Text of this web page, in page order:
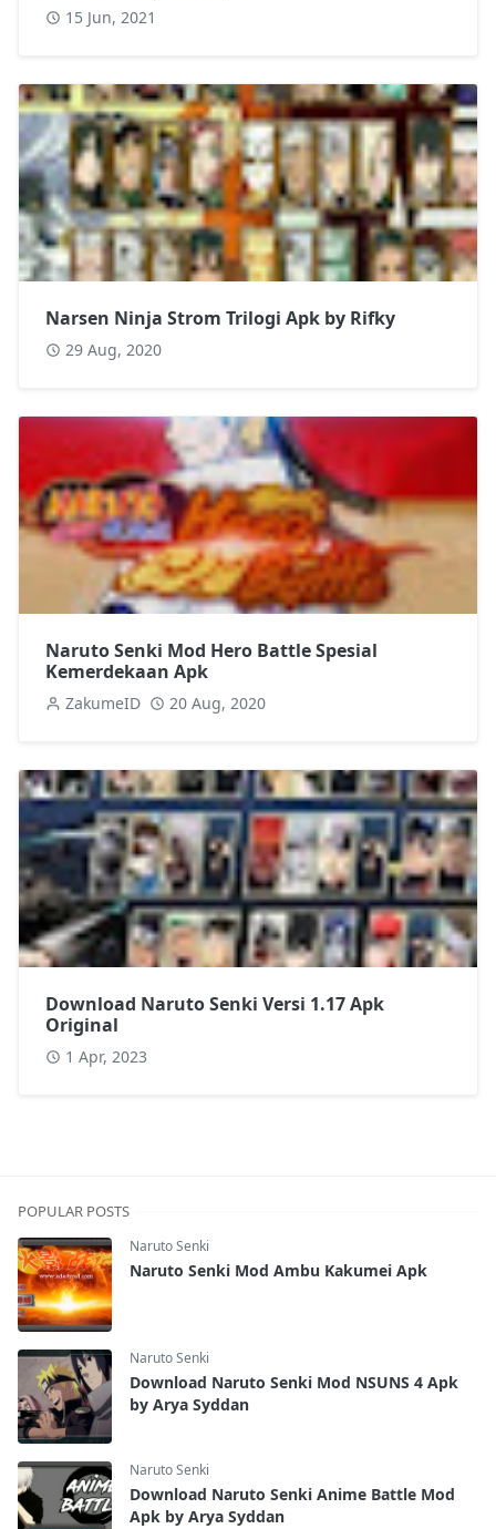
15 Jun, 2021
Narsen Ninja Strom Trilogi Apk by Rifky
29 Aug, 2020
Naruto Senki Mod Hero Battle Spesial
Kemerdekaan Apk
ZakumeID 20 Aug, 2020
Download Naruto Senki Versi 1.17 Apk
Original
1 Apr, 2023
POPULAR POSTS
Naruto Senki
Naruto Senki Mod Ambu Kakumei Apk
Naruto Senki
Download Naruto Senki Mod NSUNS 4 Apk
by Arya Syddan
Naruto Senki
Download Naruto Senki Anime Battle Mod
Apk by Arya Syddan